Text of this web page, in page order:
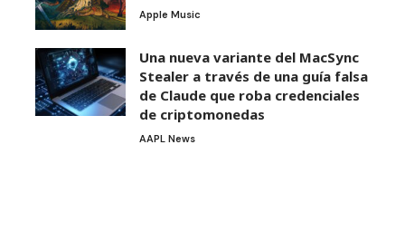
Apple Music
Una nueva variante del MacSync
Stealer a través de una guía falsa
de Claude que roba credenciales
de criptomonedas
AAPL News